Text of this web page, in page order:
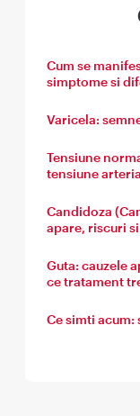
Cum se
simptome si
Varicela:
Tensiune
tensiune
Candidoza
apare, riscuri
Guta: cauzele
ce tratament
Ce simti